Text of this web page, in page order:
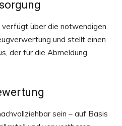
verfügt über die notwendigen
und stellt einen
der für die Abmeldung
sein – auf Basis